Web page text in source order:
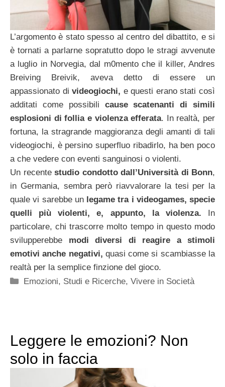
L’argomento è stato spesso al centro del dibattito, e si
è tornati a parlarne sopratutto dopo le stragi avvenute
a luglio in Norvegia, dal m0mento che il killer, Andres
Breiving Breivik, aveva detto di essere un
appassionato divideogiochi, e questi erano stati così
additati come possibili cause scatenanti di simili
esplosioni di follia e violenza efferata. In realtà, per
fortuna, la stragrande maggioranza degli amanti di tali
videogiochi, è persino superfluo ribadirlo, ha ben poco
a che vedere con eventi sanguinosi o violenti.
Un recente studio condotto dall’Università di Bonn,
in Germania, sembra però riavvalorare la tesi per la
quale vi sarebbe un legame tra i videogames, specie
quelli più violenti, e, appunto, la violenza. In
particolare, chi trascorre molto tempo in questo modo
svilupperebbe modi diversi di reagire a stimoli
emotivi anche negativi, quasi come si scambiasse la
realtà per la semplice finzione del gioco.
Categorie
Emozioni, Studi e Ricerche,Vivere in Società
Leggere le emozioni? Non
solo in faccia